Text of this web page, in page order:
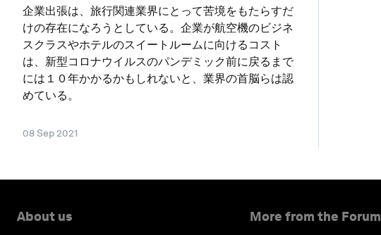
企業出張は、旅行関連業界にとって苦境をもたらすだ
けの存在になろうとしている。企業が航空機のビジネ
スクラスやホテルのスイートルームに向けるコスト
は、新型コロナウイルスのパンデミック前に戻るまで
には１０年かかるかもしれないと、業界の首脳らは認
めている。
08 Sep 2021
About us More from the Forum